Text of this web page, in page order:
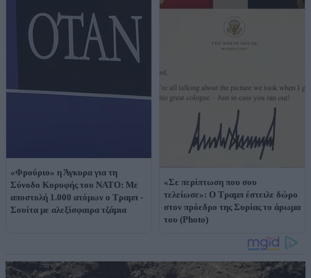
«Φρούριο» η Άγκυρα για τη
Σύνοδο Κορυφής του ΝΑΤΟ: Με
αποστολή 1.000 ατόμων ο Τραμπ -
Σουίτα με αλεξίσφαιρα τζάμια
«Σε περίπτωση που σου
τελείωσε»: Ο Τραμπ έστειλε δώρο
στον πρόεδρο της Συρίας το άρωμα
του (Photo)